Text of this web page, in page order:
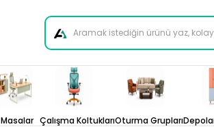
Masalar Çalışma KoltuklarıOturma Grupları